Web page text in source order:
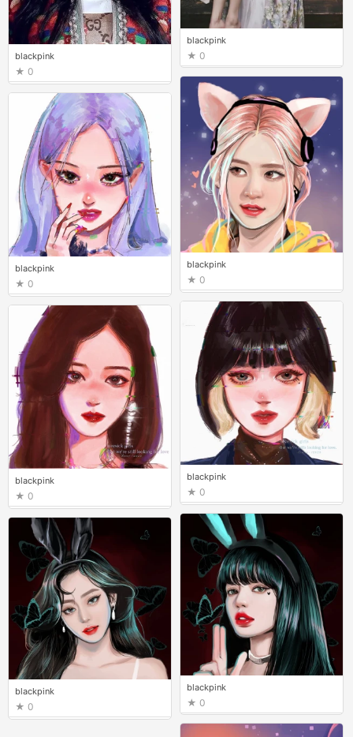
blackpink
0
blackpink
0
blackpink
0
blackpink
0
blackpink
0
blackpink
0
blackpink
0
blackpink
0